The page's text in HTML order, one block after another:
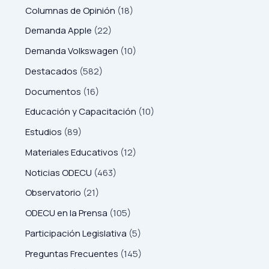
Columnas de Opinión (18)
Demanda Apple (22)
Demanda Volkswagen (10)
Destacados (582)
Documentos (16)
Educación y Capacitación (10)
Estudios (89)
Materiales Educativos (12)
Noticias ODECU (463)
Observatorio (21)
ODECU en la Prensa (105)
Participación Legislativa (5)
Preguntas Frecuentes (145)